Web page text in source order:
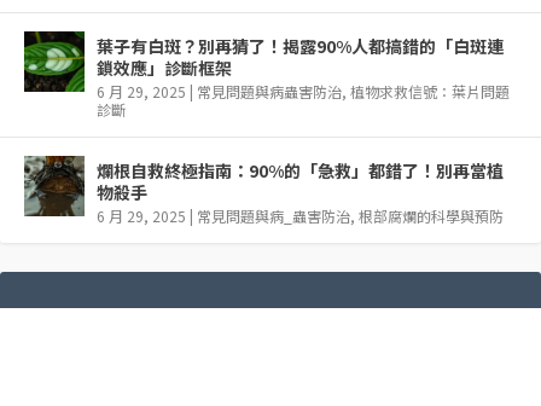
葉子有白斑？別再猜了！揭露90%人都搞錯的「白斑連
鎖效應」診斷框架
6 月 29, 2025 | 常見問題與病蟲害防治, 植物求救信號：葉片問題
診斷
爛根自救終極指南：90%的「急救」都錯了！別再當植
物殺手
6 月 29, 2025 | 常見問題與病_蟲害防治, 根部腐爛的科學與預防